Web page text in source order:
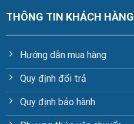
THÔNG TIN KHÁCH HÀNG
Hướng dẫn mua hàng
Quy định đổi trả
Quy định bảo hành